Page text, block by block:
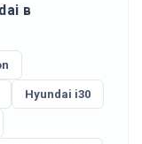
в
Hyundai i30